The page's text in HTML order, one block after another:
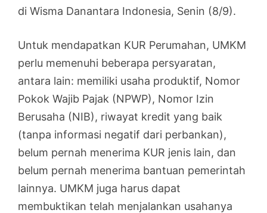
di Wisma Danantara Indonesia, Senin (8/9).
Untuk mendapatkan KUR Perumahan, UMKM
perlu memenuhi beberapa persyaratan,
antara lain: memiliki usaha produktif, Nomor
Pokok Wajib Pajak (NPWP), Nomor Izin
Berusaha (NIB), riwayat kredit yang baik
(tanpa informasi negatif dari perbankan),
belum pernah menerima KUR jenis lain, dan
belum pernah menerima bantuan pemerintah
lainnya. UMKM juga harus dapat
membuktikan telah menjalankan usahanya